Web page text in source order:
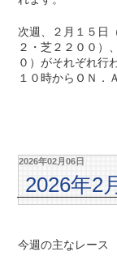
次週、２月１５日
２・芝２２００）
０）がそれぞれ行
１０時からＯＮ．
2026年02月06日
2026年2
今週の主なレース